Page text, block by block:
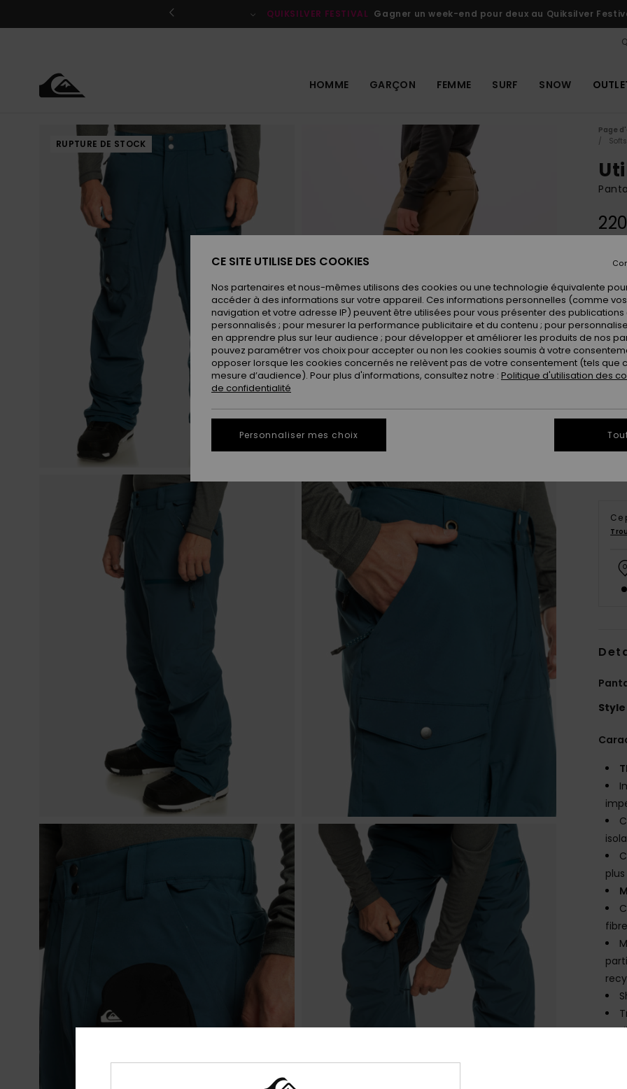
le
QUIKSILVER FESTIVAL Gagner un week-end pour deux au Quiksilver
HOMME GARÇON FEMME SURF SNOW
RUPTURE DE STOCK
Page
Ce
Style
CE SITE UTILISE DES COOKIES
Nos partenaires et nous-mêmes utilisons des cookies ou une technologie équivalente
accéder à des informations sur votre appareil. Ces informations personnelles (comme
navigation et votre adresse IP) peuvent être utilisées pour vous présenter des publications
personnalisés ; pour mesurer la performance publicitaire et du contenu ; pour
en apprendre plus sur leur audience ; pour développer et améliorer les produits de nos
pouvez paramétrer vos choix pour accepter ou non les cookies soumis à votre
opposer lorsque les cookies concernés ne relèvent pas de votre consentement (tels que
mesure d’audience). Pour plus d'informations, consultez notre : Politique d'utilisation des
de confidentialité
Personnaliser mes choix